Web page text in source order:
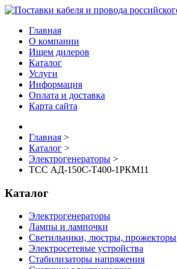
Главная
О компании
Ищем дилеров
Каталог
Услуги
Информация
Оплата и доставка
Карта сайта
Главная >
Каталог >
Электрогенераторы >
ТСС АД-150С-Т400-1РКМ11
Каталог
Электрогенераторы
Лампы и лампочки
Светильники, люстры, прожекторы
Электросетевые устройства
Стабилизаторы напряжения